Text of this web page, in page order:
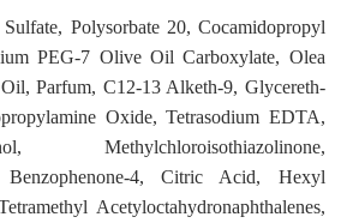
Polysorbate 20, Cocamidopropyl
PEG-7 Olive Oil Carboxylate, Olea
Parfum, C12-13 Alketh-9, Glycereth-
Oxide, Tetrasodium EDTA,
Benzophenone-4, Citric Acid, Hexyl
Acetyloctahydronaphthalenes,